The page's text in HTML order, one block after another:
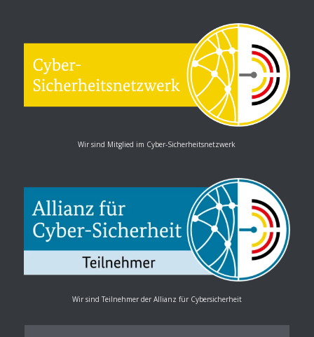
Wir sind Mitglied im Cyber-Sicherheitsnetzwerk
Wir sind Teilnehmer der Allianz für Cybersicherheit